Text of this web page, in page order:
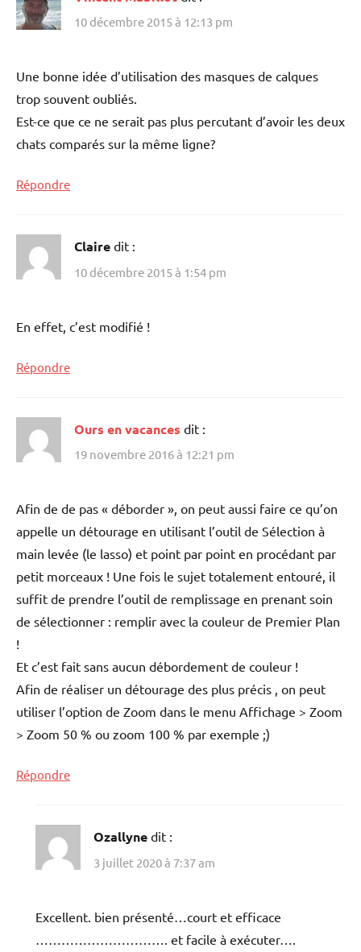
10 décembre 2015 à 12:13 pm
Une bonne idée d’utilisation des masques de calques
trop souvent oubliés.
Est-ce que ce ne serait pas plus percutant d’avoir les deux
chats comparés sur la même ligne?
Répondre
Claire dit :
10 décembre 2015 à 1:54 pm
En effet, c’est modifié !
Répondre
Ours en vacances dit :
19 novembre 2016 à 12:21 pm
Afin de de pas « déborder », on peut aussi faire ce qu’on
appelle un détourage en utilisant l’outil de Sélection à
main levée (le lasso) et point par point en procédant par
petit morceaux ! Une fois le sujet totalement entouré, il
suffit de prendre l’outil de remplissage en prenant soin
de sélectionner : remplir avec la couleur de Premier Plan
!
Et c’est fait sans aucun débordement de couleur !
Afin de réaliser un détourage des plus précis , on peut
utiliser l’option de Zoom dans le menu Affichage > Zoom
> Zoom 50 % ou zoom 100 % par exemple ;)
Répondre
Ozallyne dit :
3 juillet 2020 à 7:37 am
Excellent. bien présenté…court et efficace
…………………………. et facile à exécuter….